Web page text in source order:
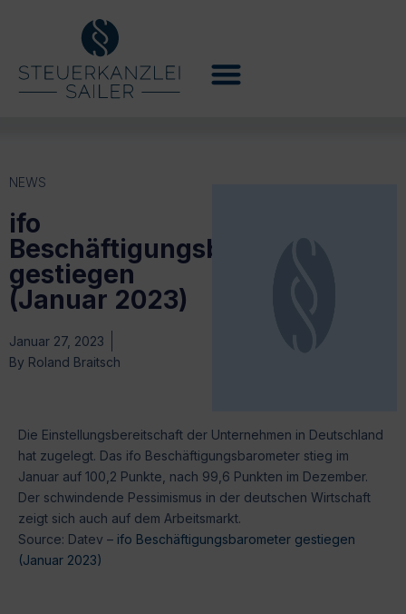
NEWS
ifo
Beschäftigungsbarometer
gestiegen
(Januar 2023)
Januar 27, 2023
By Roland Braitsch
Die Einstellungsbereitschaft der Unternehmen in Deutschland
hat zugelegt. Das ifo Beschäftigungsbarometer stieg im
Januar auf 100,2 Punkte, nach 99,6 Punkten im Dezember.
Der schwindende Pessimismus in der deutschen Wirtschaft
zeigt sich auch auf dem Arbeitsmarkt.
Source: Datev – ifo Beschäftigungsbarometer gestiegen
(Januar 2023)